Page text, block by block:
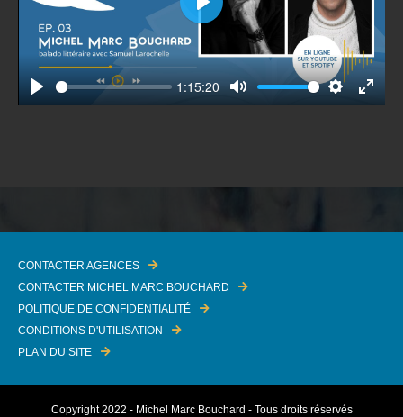
Play
1:15:20
Mute SettingsEnter
Play
CONTACTER AGENCES
CONTACTER MICHEL MARC BOUCHARD
POLITIQUE DE CONFIDENTIALITÉ
CONDITIONS D'UTILISATION
PLAN DU SITE
Copyright 2022 - Michel Marc Bouchard - Tous droits réservés